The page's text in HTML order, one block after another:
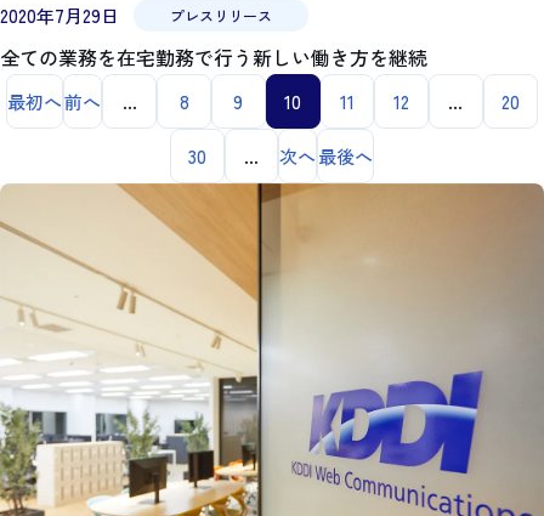
2020年7月29日 プレスリリース
全ての業務を在宅勤務で行う新しい働き方を継続
最初へ前へ ... 8 9 10 11 12 ... 20
30 ... 次へ最後へ